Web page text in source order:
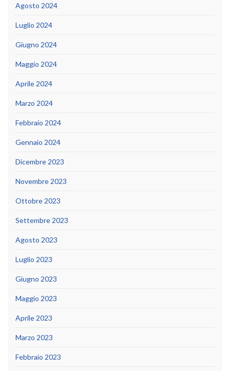
Agosto 2024
Luglio 2024
Giugno 2024
Maggio 2024
Aprile 2024
Marzo 2024
Febbraio 2024
Gennaio 2024
Dicembre 2023
Novembre 2023
Ottobre 2023
Settembre 2023
Agosto 2023
Luglio 2023
Giugno 2023
Maggio 2023
Aprile 2023
Marzo 2023
Febbraio 2023